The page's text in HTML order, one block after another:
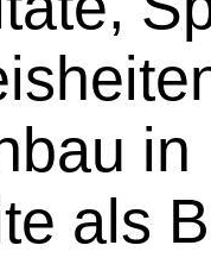
in
als